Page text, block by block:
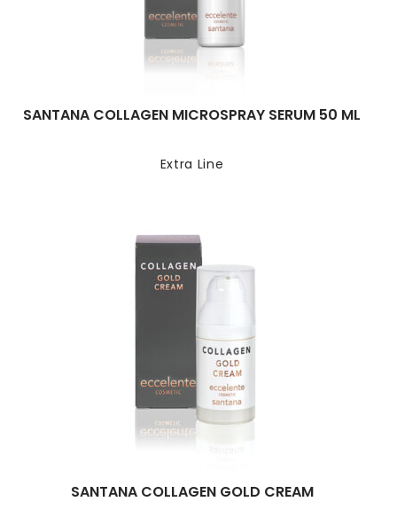
Extra Line
SANTANA COLLAGEN MICROSPRAY SERUM 50 ML
SANTANA COLLAGEN GOLD CREAM